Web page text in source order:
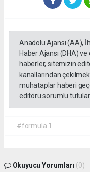
Anadolu Ajansı (AA),
Haber Ajansı (DHA)
haberler, sitemizin
kanallarından
muhataplar haberi
editörü sorumlu
#formula 1
Okuyucu Yorumları (0)